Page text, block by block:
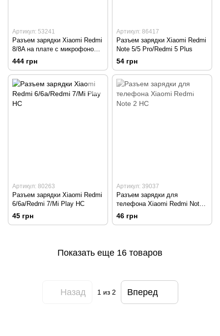
Артикул: 53241
Разъем зарядки Xiaomi Redmi
8/8A на плате с микрофоном и
компонентами HC
444 грн
Артикул: 86417
Разъем зарядки Xiaomі Redmi
Note 5/5 Pro/Redmi 5 Plus
54 грн
Артикул: 80263
Разъем зарядки Xiaomi Redmi
6/6a/Redmi 7/Mi Play HC
45 грн
Артикул: 39037
Разъем зарядки для
телефона Xiaomi Redmi Note
2 HC
46 грн
Показать еще 16 товаров
Назад 1из 2 Вперед